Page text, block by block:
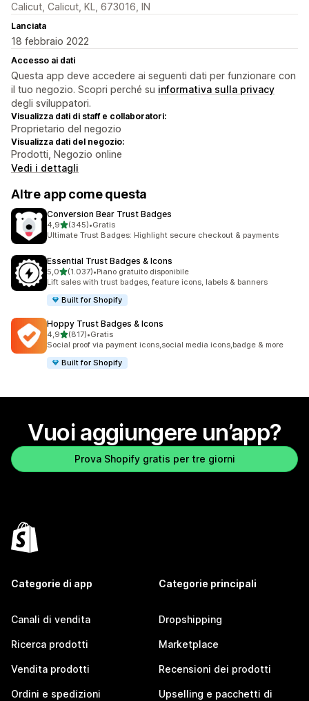
Calicut, Calicut, KL, 673016, IN
Lanciata
18 febbraio 2022
Accesso ai dati
Questa app deve accedere ai seguenti dati per funzionare con
il tuo negozio. Scopri perché su informativa sulla privacy
degli sviluppatori.
Visualizza dati di staff e collaboratori:
Proprietario del negozio
Visualizza dati del negozio:
Prodotti, Negozio online
Vedi i dettagli
Altre app come questa
Conversion Bear Trust Badges
4,9stelle su 5
(345)
345 recensioni totali
•Gratis
Ultimate Trust Badges: Highlight secure checkout & payments
Essential Trust Badges & Icons
5,0stelle su 5
(1.037)
1037 recensioni totali
•Piano gratuito disponibile
Lift sales with trust badges, feature icons, labels & banners
Built for Shopify
Hoppy Trust Badges & Icons
4,9stelle su 5
(817)
817 recensioni totali
•Gratis
Social proof via payment icons,social media icons,badge & more
Built for Shopify
Vuoi aggiungere un’app?
Prova Shopify gratis per tre giorni
Categorie di app
Canali di vendita
Ricerca prodotti
Vendita prodotti
Ordini e spedizioni
Categorie principali
Dropshipping
Marketplace
Recensioni dei prodotti
Upselling e pacchetti di